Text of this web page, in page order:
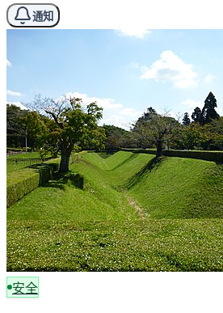
通知
安全